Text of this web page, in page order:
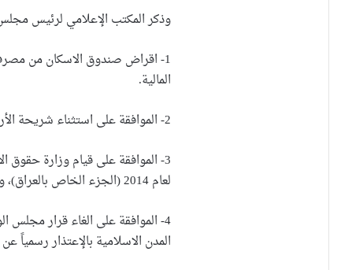
وذكر المكتب الإعلامي لرئيس مجلس
1- اقراض صندوق الاسكان من مصرفي
المالية.
2- الموافقة على استثناء شريحة الأرامل من اجراءات تقليص الترهل الوظيفي للعاملين في الوزارات بصفة العقود والأجور اليومية.
3- الموافقة على قيام وزارة
لعام 2014 (الجزء الخاص بالعراق)، واعتبار ذلك سياقا ثابتا في التقارير اللاحقة التي ترد من المنظمتين المذكورتين آنفا أو المنظمات المماثلة الأخرى.
المدن الاسلامية بالإعتذار رسمياً عن